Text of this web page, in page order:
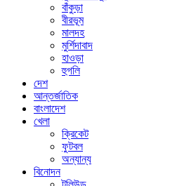
বাঁকুড়া
বীরভূম
মালদহ
মুর্শিদাবাদ
হাওড়া
হুগলি
দেশ
আন্তর্জাতিক
বাংলাদেশ
খেলা
ক্রিকেট
ফুটবল
অন্যান্য
বিনোদন